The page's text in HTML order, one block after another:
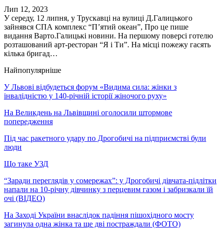
Лип 12, 2023
У середу, 12 липня, у Трускавці на вулиці Д.Галицького
зайнявся СПА комплекс “П’ятий океан”, Про це пише
видання Варто.Галицькі новини. На першому поверсі готелю
розташований арт-ресторан “Я і Ти”. На місці пожежу гасять
кілька бригад…
Найпопулярніше
У Львові відбудеться форум «Видима сила: жінки з
інвалідністю у 140-річній історії жіночого руху»
На Великдень на Львівщині оголосили штормове
попередження
Під час ракетного удару по Дрогобичі на підприємстві були
люди
Що таке УЗД
“Заради переглядів у сомережах”: у Дрогобичі дівчата-підлітки
напали на 10-річну дівчинку з перцевим газом і забризкали їй
очі (ВІДЕО)
На Заході України внаслідок падіння пішохідного мосту
загинула одна жінка та ще дві постраждали (ФОТО)